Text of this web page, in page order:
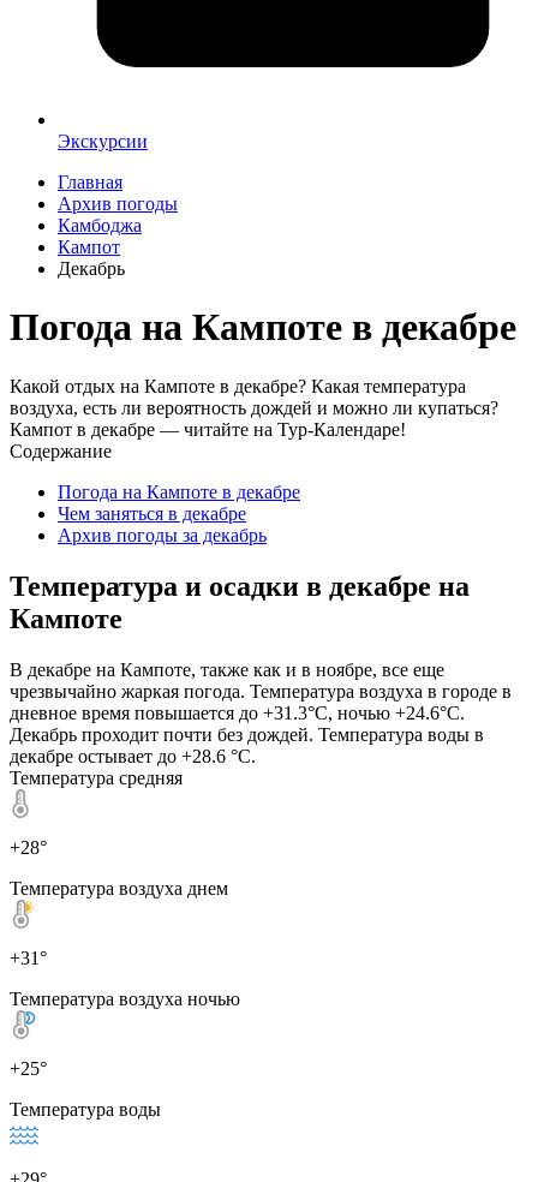
Экскурсии
Главная
Архив погоды
Камбоджа
Кампот
Декабрь
Погода на Кампоте в декабре
Какой отдых на Кампоте в декабре? Какая температура
воздуха, есть ли вероятность дождей и можно ли купаться?
Кампот в декабре — читайте на Тур-Календаре!
Содержание
Погода на Кампоте в декабре
Чем заняться в декабре
Архив погоды за декабрь
Температура и осадки в декабре на
Кампоте
В декабре на Кампоте, также как и в ноябре, все еще
чрезвычайно жаркая погода. Температура воздуха в городе в
дневное время повышается до +31.3°C, ночью +24.6°C.
Декабрь проходит почти без дождей. Температура воды в
декабре остывает до +28.6 °C.
Температура средняя
+28°
Температура воздуха днем
+31°
Температура воздуха ночью
+25°
Температура воды